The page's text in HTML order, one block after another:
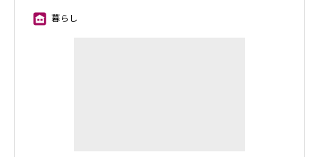
⑪ 暮らし